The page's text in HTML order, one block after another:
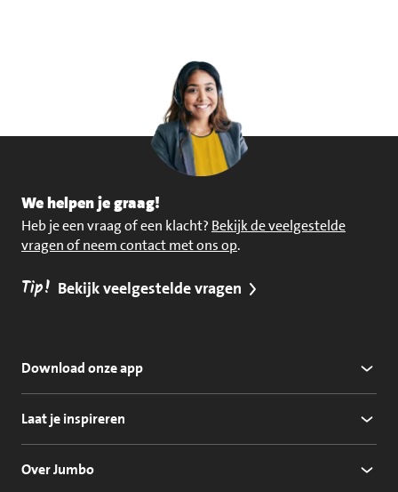
We helpen je graag!
Heb je een vraag of een klacht? Bekijk de veelgestelde
vragen of neem contact met ons op.
Tip! Bekijk veelgestelde vragen
Download onze app
Laat je inspireren
Over Jumbo